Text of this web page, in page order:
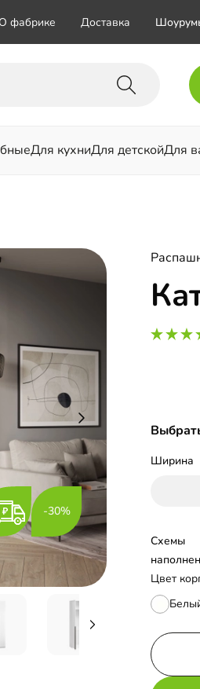
О фабрике Доставка
Для кухниДля детскойДля
-30%
Ширина
Цвет
Схемы